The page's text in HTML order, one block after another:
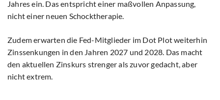
Jahres ein. Das entspricht einer maßvollen Anpassung,
nicht einer neuen Schocktherapie.
Zudem erwarten die Fed-Mitglieder im Dot Plot weiterhin
Zinssenkungen in den Jahren 2027 und 2028. Das macht
den aktuellen Zinskurs strenger als zuvor gedacht, aber
nicht extrem.